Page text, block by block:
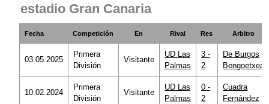
estadio Gran Canaria
Fecha Competición En Rival Res Arbitro
03.05.2025
Primera
División
Visitante
UD Las
Palmas
3 -
2
De Burgos
Bengoetxea
10.02.2024
Primera
División
Visitante
UD Las
Palmas
0 -
2
Cuadra
Fernández